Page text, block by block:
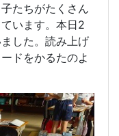
たちがたくさん
います。本日2
した。読み上げ
ドをかるたのよ